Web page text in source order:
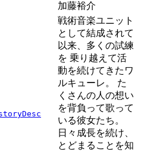
加藤裕介
戦術音楽ユニット
として結成されて
以来、多くの試練
を 乗り越えて活
動を続けてきたワ
ルキューレ。 た
くさんの人の想い
を背負って歌って
いる彼女たち。
日々成長を続け、
とどまることを知